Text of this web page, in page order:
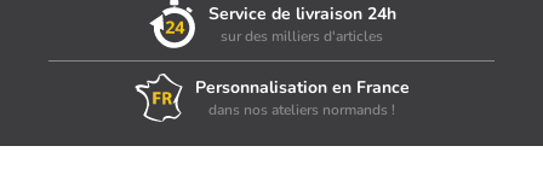
Service de livraison 24h
sur des milliers d'articles
Personnalisation en France
dans nos ateliers normands !